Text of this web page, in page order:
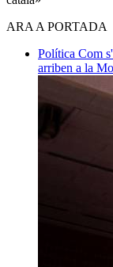
ARA A PORTADA
Política Com
arriben a la